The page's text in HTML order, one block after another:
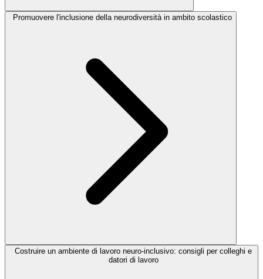
Promuovere l'inclusione della neurodiversità in ambito scolastico
Costruire un ambiente di lavoro neuro-inclusivo: consigli per colleghi e
datori di lavoro